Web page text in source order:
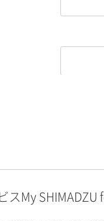
スMy